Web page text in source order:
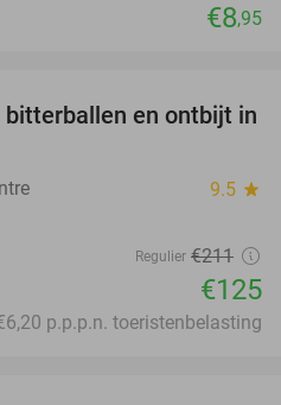
€8,95
41%
bitterballen en ontbijt in
9.5 star
Regulier €211
€125
p.p.p.n. toeristenbelasting